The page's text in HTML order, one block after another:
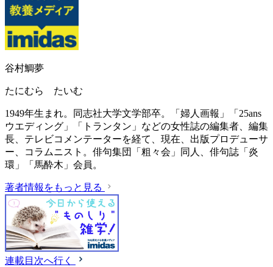
谷村鯛夢
たにむら たいむ
1949年生まれ。同志社大学文学部卒。「婦人画報」「25ans
ウエディング」「トランタン」などの女性誌の編集者、編集
長、テレビコメンテーターを経て、現在、出版プロデューサ
ー、コラムニスト。俳句集団「粗々会」同人、俳句誌「炎
環」「馬酔木」会員。
著者情報をもっと見る
連載目次へ行く